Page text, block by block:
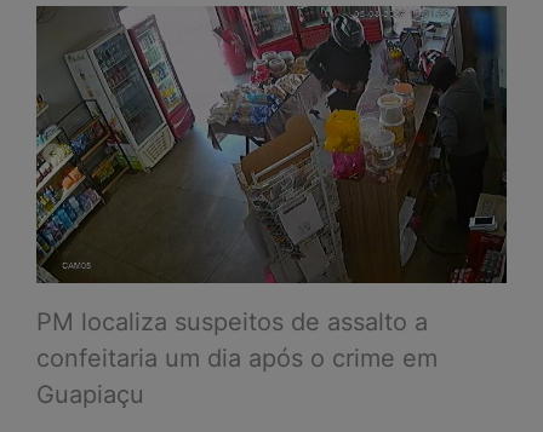
PM localiza suspeitos de assalto a
confeitaria um dia após o crime em
Guapiaçu